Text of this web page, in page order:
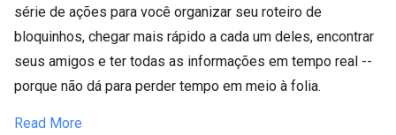
série de ações para você organizar seu roteiro de
bloquinhos, chegar mais rápido a cada um deles, encontrar
seus amigos e ter todas as informações em tempo real --
porque não dá para perder tempo em meio à folia.
Read More